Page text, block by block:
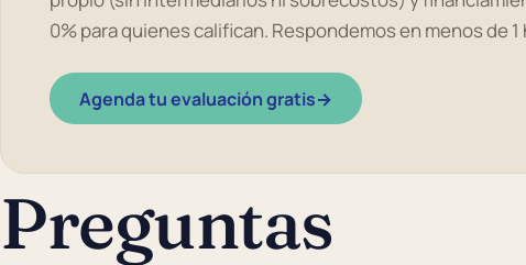
0% para quienes califican. Respondemos en menos de 1
Agenda tu evaluación gratis→
Preguntas